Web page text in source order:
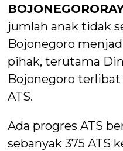
jumlah anak tidak
Bojonegoro
pihak, terutama
Bojonegoro
ATS.
Ada progres ATS
sebanyak 375 ATS